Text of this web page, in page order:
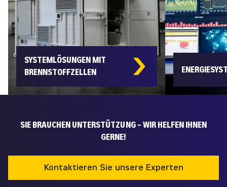
SYSTEMLÖSUNGEN MIT
BRENNSTOFFZELLEN
SIE BRAUCHEN UNTERSTÜTZUNG – WIR HELFEN IHNEN
GERNE!
Kontaktieren Sie unsere Experten